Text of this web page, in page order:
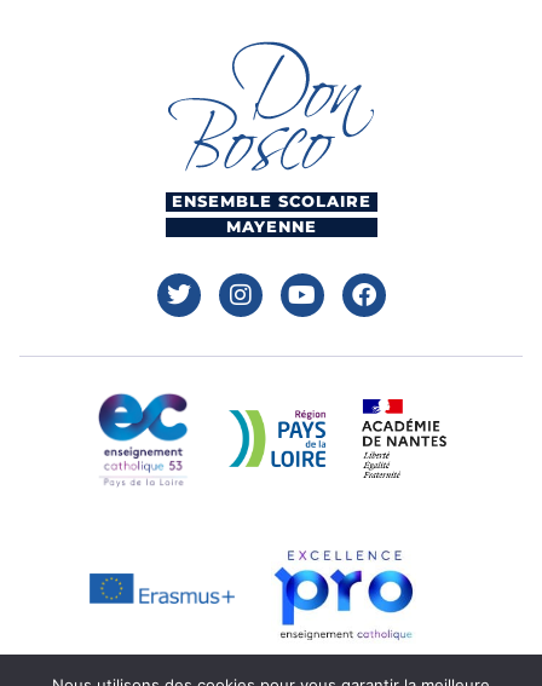
ENSEMBLE SCOLAIRE
MAYENNE